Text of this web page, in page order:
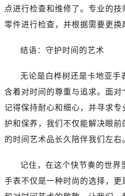
点进行检查和维修了。专业的
零件进行检查，并根据需要更换
结语：守护时间的艺术
无论是白桦树还是卡地亚手
含着对时间的尊重与追求。面对
记得保持耐心和细心，并寻求专
护和保养，我们不仅能解决眼
的时间艺术品长久陪伴我们左右
记住，在这个快节奏的世界
手表不仅是一种时尚的选择，更